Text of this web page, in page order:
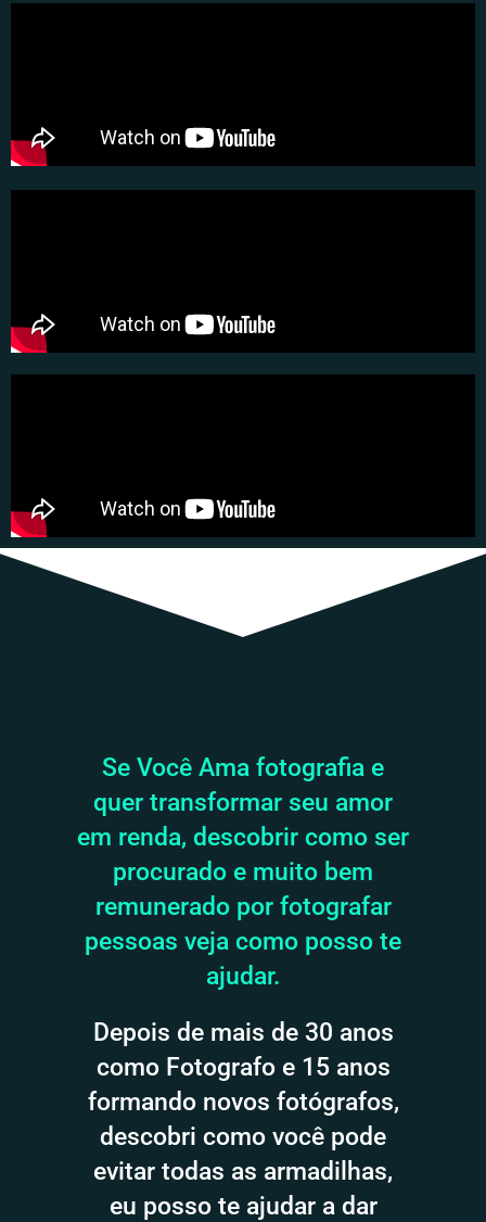
Se Você Ama fotografia e
quer transformar seu amor
em renda, descobrir como ser
procurado e muito bem
remunerado por fotografar
pessoas veja como posso te
ajudar.
Depois de mais de 30 anos
como Fotografo e 15 anos
formando novos fotógrafos,
descobri como você pode
evitar todas as armadilhas,
eu posso te ajudar a dar